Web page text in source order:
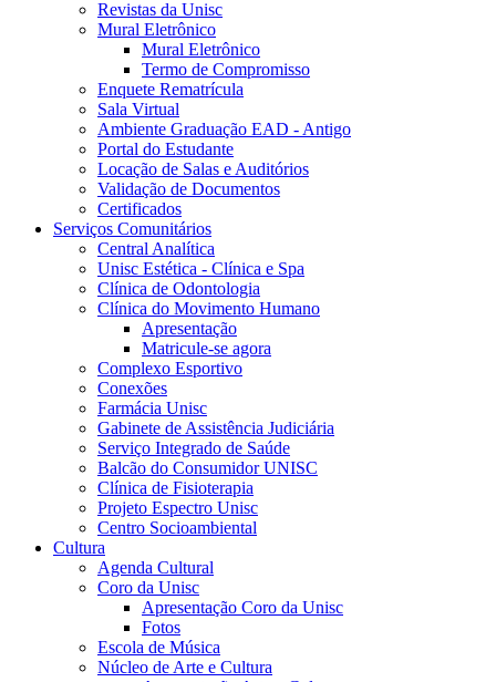
Revistas da Unisc
Mural Eletrônico
Mural Eletrônico
Termo de Compromisso
Enquete Rematrícula
Sala Virtual
Ambiente Graduação EAD - Antigo
Portal do Estudante
Locação de Salas e Auditórios
Validação de Documentos
Certificados
Serviços Comunitários
Central Analítica
Unisc Estética - Clínica e Spa
Clínica de Odontologia
Clínica do Movimento Humano
Apresentação
Matricule-se agora
Complexo Esportivo
Conexões
Farmácia Unisc
Gabinete de Assistência Judiciária
Serviço Integrado de Saúde
Balcão do Consumidor UNISC
Clínica de Fisioterapia
Projeto Espectro Unisc
Centro Socioambiental
Cultura
Agenda Cultural
Coro da Unisc
Apresentação Coro da Unisc
Fotos
Escola de Música
Núcleo de Arte e Cultura